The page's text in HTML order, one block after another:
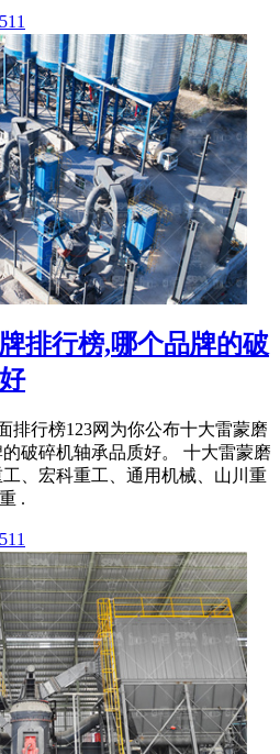
排行榜,哪个品牌的破
排行榜123网为你公布十大雷蒙磨
破碎机轴承品质好。 十大雷蒙磨
、宏科重工、通用机械、山川重
.